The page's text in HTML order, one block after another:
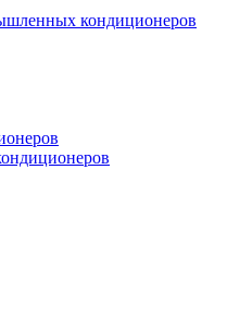
кондиционеров